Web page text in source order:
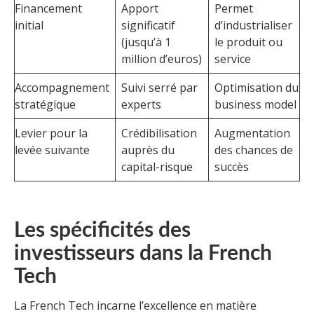
Financement
initial
Apport
significatif
(jusqu’à 1
million d’euros)
Permet
d’industrialiser
le produit ou
service
Accompagnement
stratégique
Suivi serré par
experts
Optimisation du
business model
Levier pour la
levée suivante
Crédibilisation
auprès du
capital-risque
Augmentation
des chances de
succès
Les spécificités des
investisseurs dans la French
Tech
La French Tech incarne l’excellence en matière